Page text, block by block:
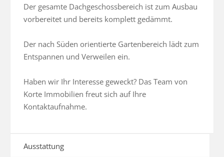
Der gesamte Dachgeschossbereich ist zum Ausbau
vorbereitet und bereits komplett gedämmt.
Der nach Süden orientierte Gartenbereich lädt zum
Entspannen und Verweilen ein.
Haben wir Ihr Interesse geweckt? Das Team von
Korte Immobilien freut sich auf Ihre
Kontaktaufnahme.
Ausstattung